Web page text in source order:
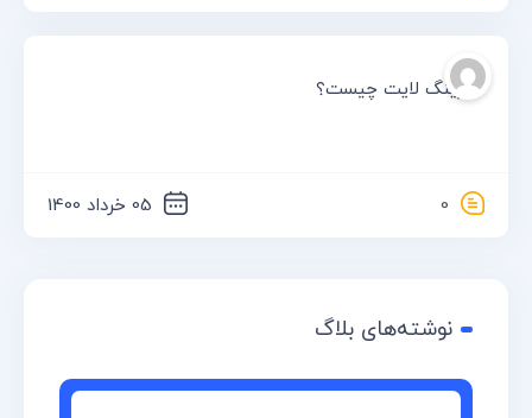
saeed sarabi
رینگ لایت چیست؟
0 05 خرداد 1400
نوشته‌های بلاگ